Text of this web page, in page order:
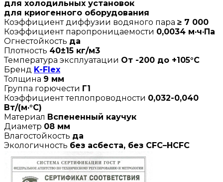
для холодильных установок
для криогенного оборудования
Коэффициент диффузии водяного пара ≥ 7 000
Коэффициент паропроницаемости 0,0034 м·ч·Па
Огнестойкость да
Плотность 40±15 кг/м3
Температура эксплуатации От -200 до +105°C
Бренд K-Flex
Толщина 9 мм
Группа горючести Г1
Коэффициент теплопроводности 0,032-0,040
Вт/(м·°C)
Материал Вспененный каучук
Диаметр 08 мм
Влагостойкость да
Экологичность без асбеста, без CFC–HCFC